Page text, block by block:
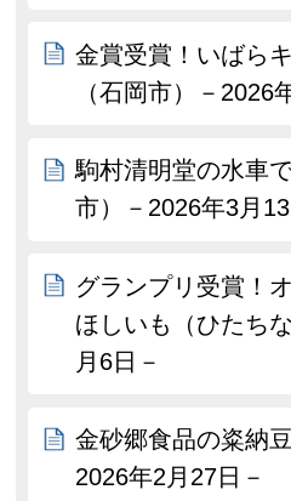
金賞受賞！いばら
（石岡市）－2026
駒村清明堂の水車
市）－2026年3月13
グランプリ受賞！
ほしいも（ひたち
月6日－
金砂郷食品の粢納
2026年2月27日－